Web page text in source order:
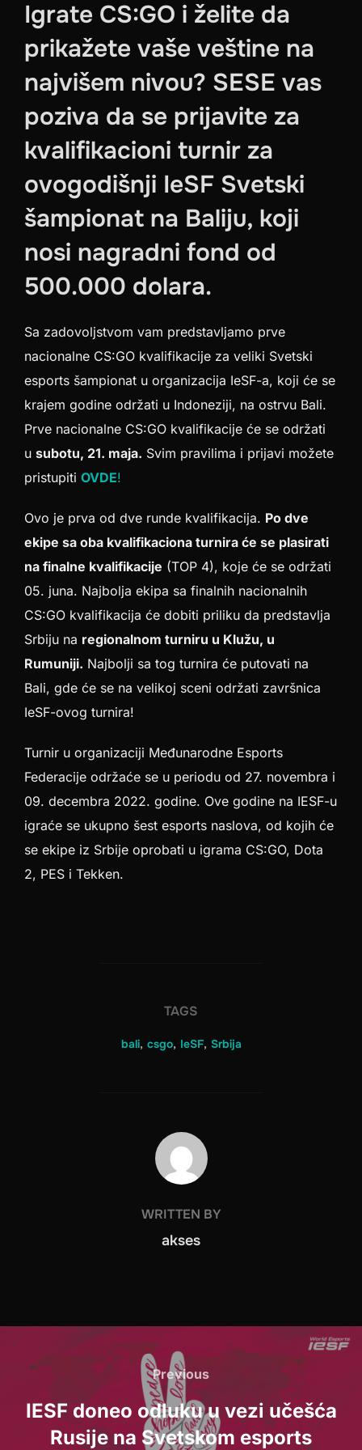
Igrate CS:GO i želite da
prikažete vaše veštine na
najvišem nivou? SESE vas
poziva da se prijavite za
kvalifikacioni turnir za
ovogodišnji IeSF Svetski
šampionat na Baliju, koji
nosi nagradni fond od
500.000 dolara.
Sa zadovoljstvom vam predstavljamo prve
nacionalne CS:GO kvalifikacije za veliki Svetski
esports šampionat u organizacija IeSF-a, koji će se
krajem godine održati u Indoneziji, na ostrvu Bali.
Prve nacionalne CS:GO kvalifikacije će se održati
u subotu, 21. maja. Svim pravilima i prijavi možete
pristupiti OVDE!
Ovo je prva od dve runde kvalifikacija. Po dve
ekipe sa oba kvalifikaciona turnira će se plasirati
na finalne kvalifikacije (TOP 4), koje će se održati
05. juna. Najbolja ekipa sa finalnih nacionalnih
CS:GO kvalifikacija će dobiti priliku da predstavlja
Srbiju na regionalnom turniru u Klužu, u
Rumuniji. Najbolji sa tog turnira će putovati na
Bali, gde će se na velikoj sceni održati završnica
IeSF-ovog turnira!
Turnir u organizaciji Međunarodne Esports
Federacije održaće se u periodu od 27. novembra i
09. decembra 2022. godine. Ove godine na IESF-u
igraće se ukupno šest esports naslova, od kojih će
se ekipe iz Srbije oprobati u igrama CS:GO, Dota
2, PES i Tekken.
TAGS
bali, csgo, IeSF, Srbija
POST AUTHOR
WRITTEN BY
akses
Post
navigation
Previous
Previous
IESF doneo odluku u vezi učešća
Rusije na Svetskom esports